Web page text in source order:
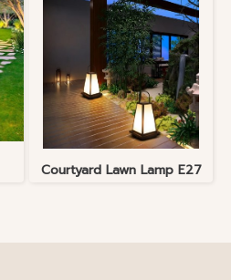
Courtyard Lawn Lamp E27